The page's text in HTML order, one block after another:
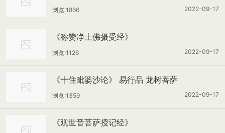
2022-09-17
浏览:1866
《称赞净土佛摄受经》
2022-09-17
浏览:1126
《十住毗婆沙论》 易行品 龙树菩萨
2022-09-17
浏览:1359
《观世音菩萨授记经》